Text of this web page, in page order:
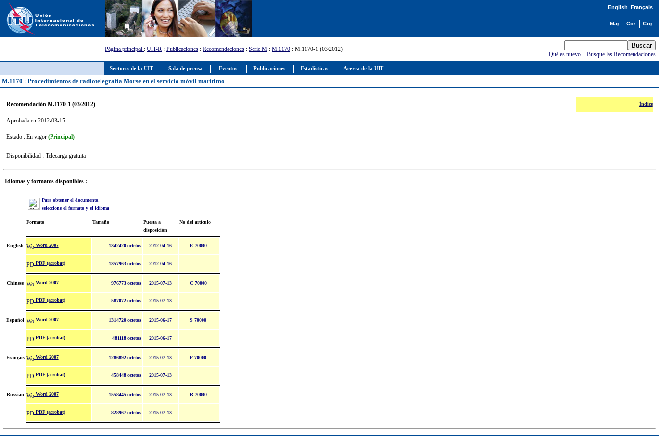
Sectores de la UIT Sala de prensa Eventos Publicaciones Estadísticas Acerca de la UIT
English Français
Página principal : UIT-R : Publicaciones : Recomendaciones : Serie M : M.1170 : M.1170-1 (03/2012)
Qué es nuevo -Busque las Recomendaciones
M.1170 : Procedimientos de radiotelegrafía Morse en el servicio móvil marítimo
Recomendación M.1170-1 (03/2012)
Aprobada en 2012-03-15
Estado : En vigor (Principal)
Índice
Disponibilidad : Telecarga gratuita
Idiomas y formatos disponibles :
Para obtener el documento,
seleccione el formato y el idioma
Formato Tamaño
Puesta a
disposición
No del artículo
English Word 2007 1342420 octetos 2012-04-16 E 70000
PDF (acrobat) 1357963 octetos 2012-04-16
Chinese Word 2007 976773 octetos 2015-07-13 C 70000
PDF (acrobat) 587072 octetos 2015-07-13
Español Word 2007 1314720 octetos 2015-06-17 S 70000
PDF (acrobat) 481118 octetos 2015-06-17
Français Word 2007 1286892 octetos 2015-07-13 F 70000
PDF (acrobat) 458448 octetos 2015-07-13
Russian Word 2007 1558445 octetos 2015-07-13 R 70000
PDF (acrobat) 828967 octetos 2015-07-13